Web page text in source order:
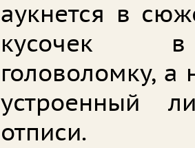
аукнется в
кусочек в
головоломку, а
устроенный
отписи.